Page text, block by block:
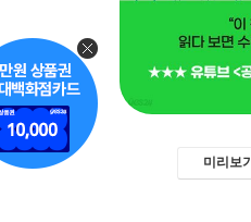
미리보기